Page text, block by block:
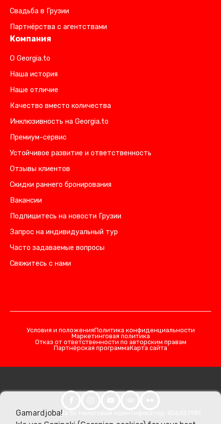
Свадьба в Грузии
Партнёрства с агентствами
Компания
О Georgia.to
Наша история
Наше отличие
Качество вместо количества
Инклюзивность на Georgia.to
Премиум-сервис
Устойчивое развитие и ответственность
Отзывы клиентов
Скидки раннего бронирования
Вакансии
Подпишитесь на новости Грузии
Запрос на индивидуальный тур
Часто задаваемые вопросы
Свяжитесь с нами
Условия и положенияПолитика конфиденциальности
Маркетинговая политика
Отказ от ответственности по авторским правам
Партнёрская программаКарта сайта
© 2026 Georgia.to. Налоговый идентификатор: 406357981
Gamardjoba!